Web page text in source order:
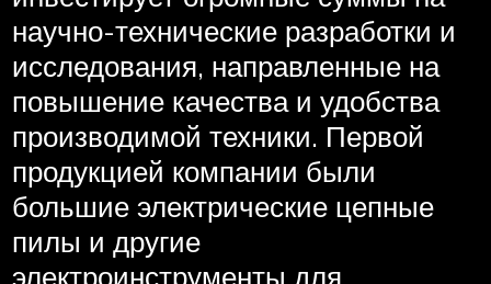
научно-технические разработки и
исследования, направленные на
повышение качества и удобства
производимой техники. Первой
продукцией компании были
большие электрические цепные
пилы и другие
электроинструменты для